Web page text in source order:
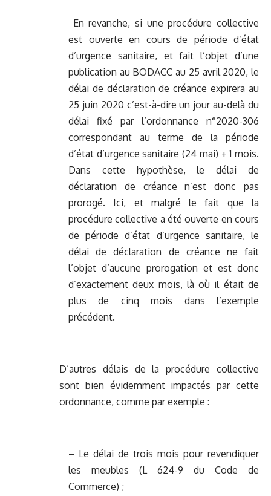
En revanche, si une procédure collective
est ouverte en cours de période d’état
d’urgence sanitaire, et fait l’objet d’une
publication au BODACC au 25 avril 2020, le
délai de déclaration de créance expirera au
25 juin 2020 c’est-à-dire un jour au-delà du
délai fixé par l’ordonnance n°2020-306
correspondant au terme de la période
d’état d’urgence sanitaire (24 mai) + 1 mois.
Dans cette hypothèse, le délai de
déclaration de créance n’est donc pas
prorogé. Ici, et malgré le fait que la
procédure collective a été ouverte en cours
de période d’état d’urgence sanitaire, le
délai de déclaration de créance ne fait
l’objet d’aucune prorogation et est donc
d’exactement deux mois, là où il était de
plus de cinq mois dans l’exemple
précédent.
D’autres délais de la procédure collective
sont bien évidemment impactés par cette
ordonnance, comme par exemple :
– Le délai de trois mois pour revendiquer
les meubles (L 624-9 du Code de
Commerce) ;